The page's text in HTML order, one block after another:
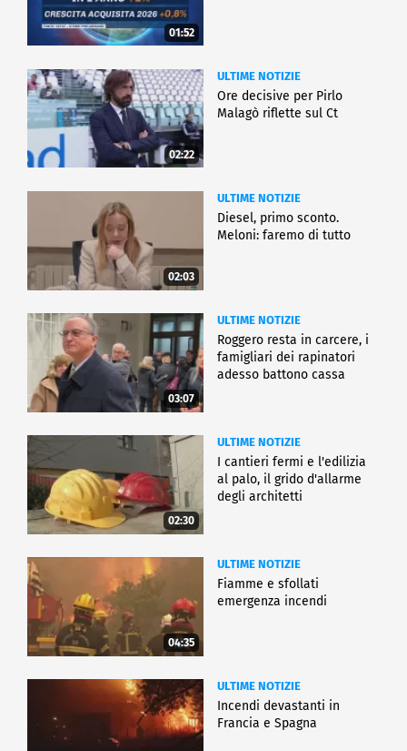
01:52
02:22
ULTIME NOTIZIE
Ore decisive per Pirlo
Malagò riflette sul Ct
02:03
ULTIME NOTIZIE
Diesel, primo sconto.
Meloni: faremo di tutto
03:07
ULTIME NOTIZIE
Roggero resta in carcere, i
famigliari dei rapinatori
adesso battono cassa
02:30
ULTIME NOTIZIE
I cantieri fermi e l'edilizia
al palo, il grido d'allarme
degli architetti
04:35
ULTIME NOTIZIE
Fiamme e sfollati
emergenza incendi
ULTIME NOTIZIE
Incendi devastanti in
Francia e Spagna